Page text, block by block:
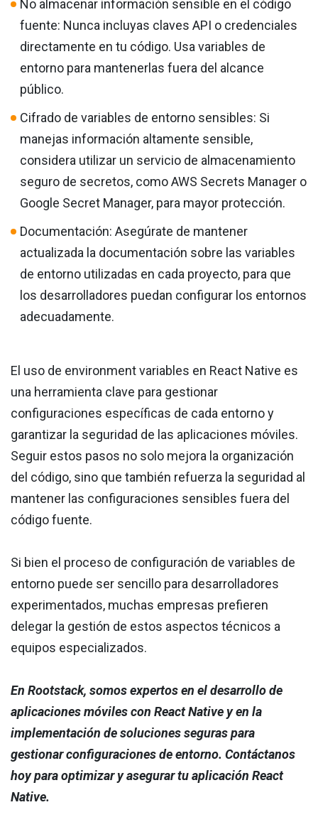
No almacenar información sensible en el código
fuente: Nunca incluyas claves API o credenciales
directamente en tu código. Usa variables de
entorno para mantenerlas fuera del alcance
público.
Cifrado de variables de entorno sensibles: Si
manejas información altamente sensible,
considera utilizar un servicio de almacenamiento
seguro de secretos, como AWS Secrets Manager o
Google Secret Manager, para mayor protección.
Documentación: Asegúrate de mantener
actualizada la documentación sobre las variables
de entorno utilizadas en cada proyecto, para que
los desarrolladores puedan configurar los entornos
adecuadamente.
El uso de environment variables en React Native es
una herramienta clave para gestionar
configuraciones específicas de cada entorno y
garantizar la seguridad de las aplicaciones móviles.
Seguir estos pasos no solo mejora la organización
del código, sino que también refuerza la seguridad al
mantener las configuraciones sensibles fuera del
código fuente.
Si bien el proceso de configuración de variables de
entorno puede ser sencillo para desarrolladores
experimentados, muchas empresas prefieren
delegar la gestión de estos aspectos técnicos a
equipos especializados.
En Rootstack, somos expertos en el desarrollo de
aplicaciones móviles con React Native y en la
implementación de soluciones seguras para
gestionar configuraciones de entorno. Contáctanos
hoy para optimizar y asegurar tu aplicación React
Native.